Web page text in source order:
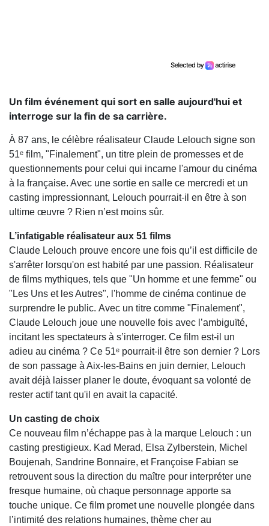
Un film événement qui sort en salle aujourd'hui et
interroge sur la fin de sa carrière.
À 87 ans, le célèbre réalisateur Claude Lelouch signe son
51ᵉ film, "Finalement", un titre plein de promesses et de
questionnements pour celui qui incarne l'amour du cinéma
à la française. Avec une sortie en salle ce mercredi et un
casting impressionnant, Lelouch pourrait-il en être à son
ultime œuvre ? Rien n’est moins sûr.
L’infatigable réalisateur aux 51 films
Claude Lelouch prouve encore une fois qu’il est difficile de
s'arrêter lorsqu'on est habité par une passion. Réalisateur
de films mythiques, tels que "Un homme et une femme" ou
"Les Uns et les Autres", l'homme de cinéma continue de
surprendre le public. Avec un titre comme "Finalement",
Claude Lelouch joue une nouvelle fois avec l’ambiguïté,
incitant les spectateurs à s’interroger. Ce film est-il un
adieu au cinéma ? Ce 51ᵉ pourrait-il être son dernier ? Lors
de son passage à Aix-les-Bains en juin dernier, Lelouch
avait déjà laisser planer le doute, évoquant sa volonté de
rester actif tant qu'il en avait la capacité.
Un casting de choix
Ce nouveau film n’échappe pas à la marque Lelouch : un
casting prestigieux. Kad Merad, Elsa Zylberstein, Michel
Boujenah, Sandrine Bonnaire, et Françoise Fabian se
retrouvent sous la direction du maître pour interpréter une
fresque humaine, où chaque personnage apporte sa
touche unique. Ce film promet une nouvelle plongée dans
l’intimité des relations humaines, thème cher au